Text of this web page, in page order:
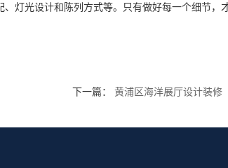
灯光设计和陈列方式等。只有做好每一个细节，
下一篇： 黄浦区海洋展厅设计装修